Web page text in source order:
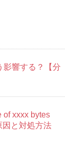
影響する？【分
of xxxx bytes
因と対処方法